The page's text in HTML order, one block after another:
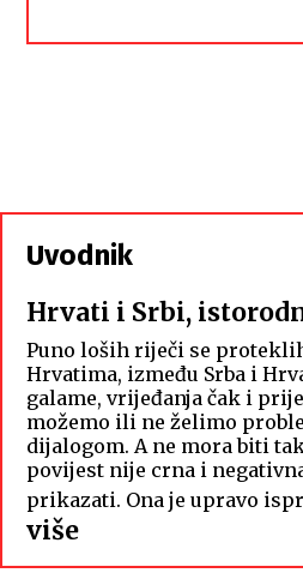
Uvodnik
Hrvati i Srbi,
Puno loših riječi se
Hrvatima, između Srba i
galame, vrijeđanja čak i
možemo ili ne želimo
dijalogom. A ne mora biti
povijest nije crna i
prikazati. Ona je upravo
više:
Hrvati